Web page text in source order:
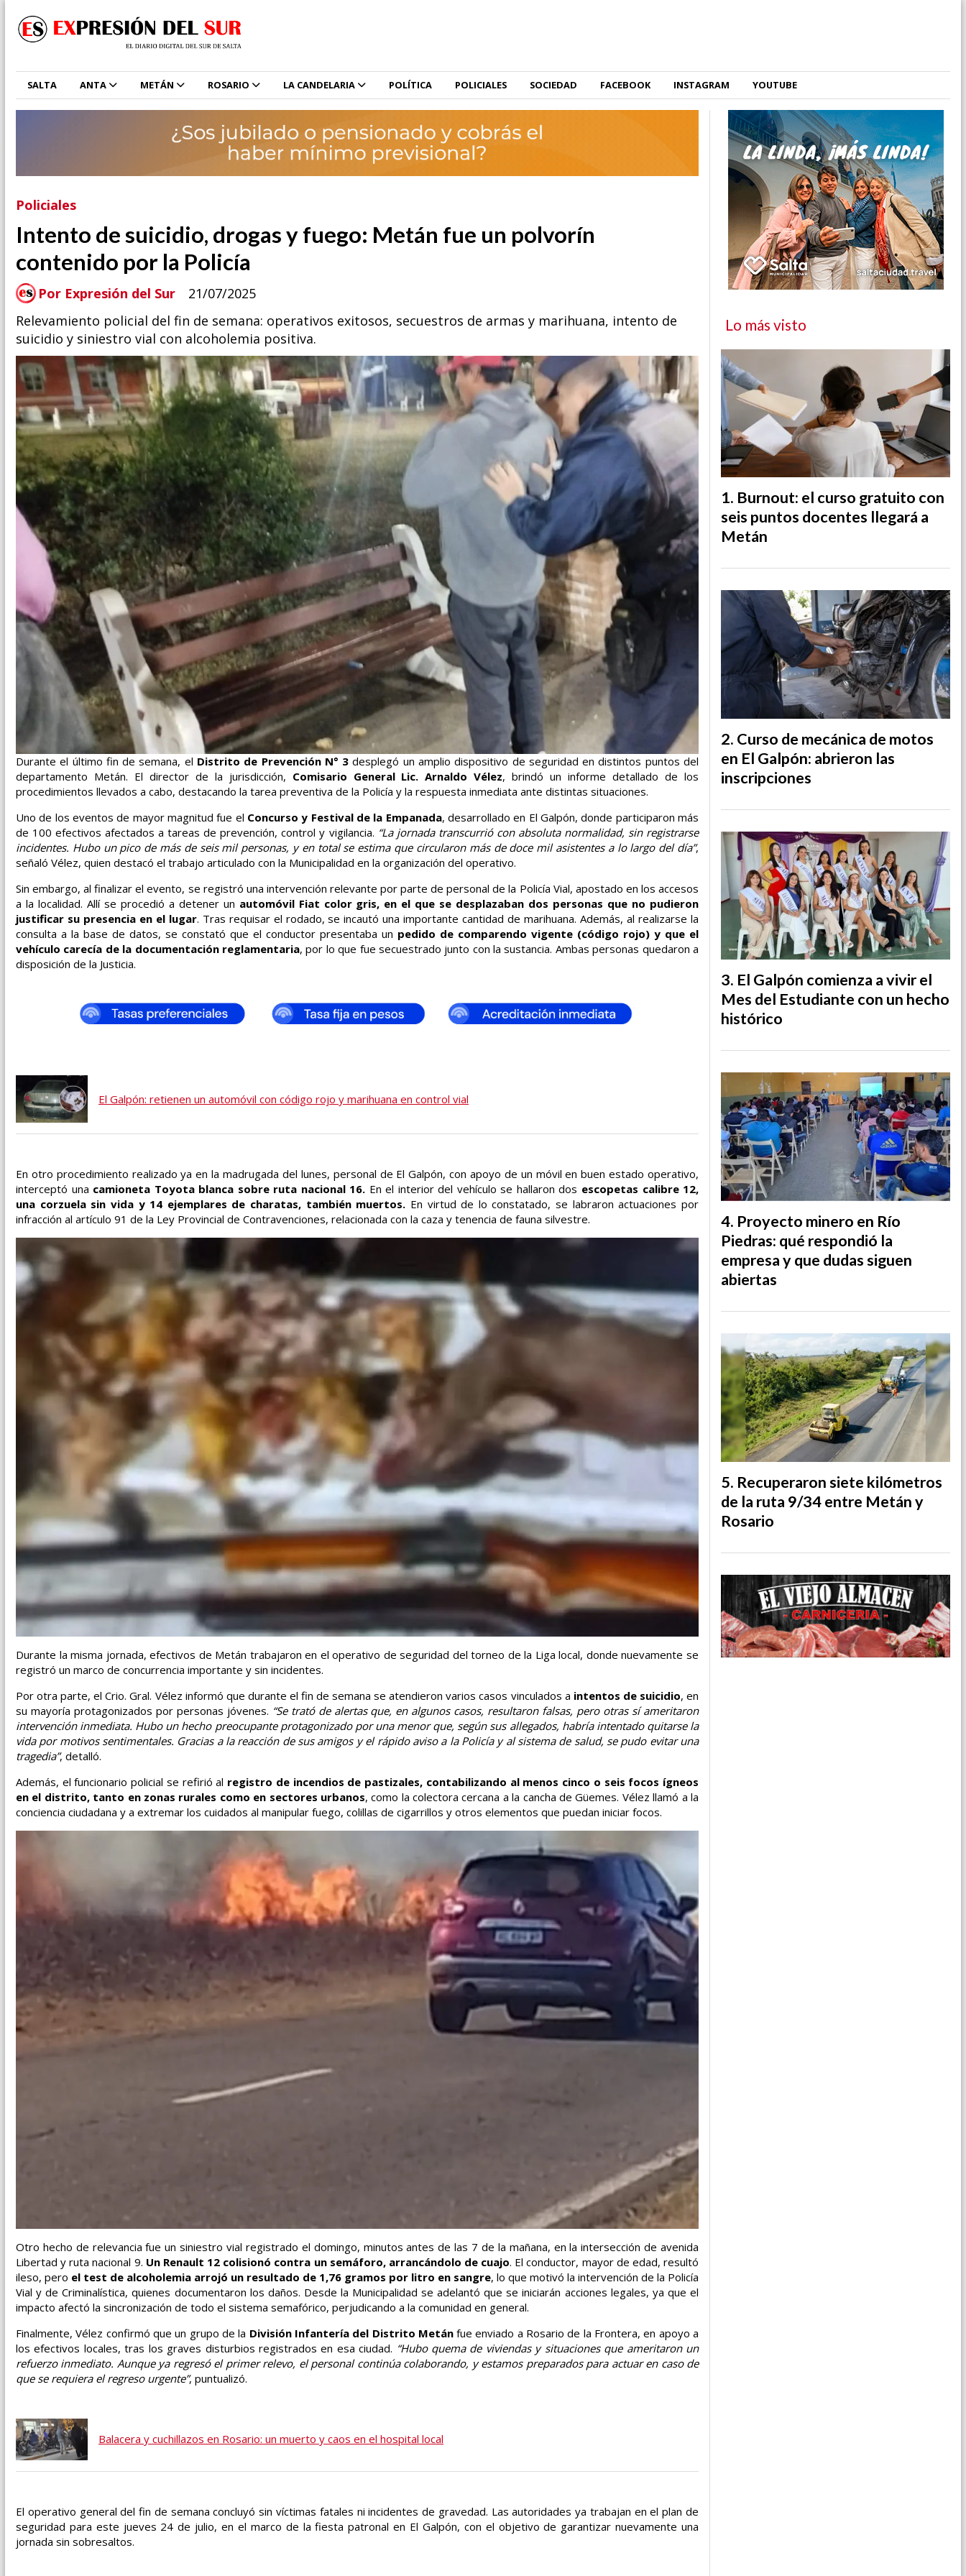
SALTA ANTA METÁN ROSARIO LA CANDELARIA POLÍTICA POLICIALES SOCIEDAD FACEBOOK INSTAGRAM YOUTUBE
Intento de suicidio, drogas y fuego: Metán fue un polvorín
contenido por la Policía
Relevamiento policial del fin de semana: operativos exitosos, secuestros de armas y marihuana, intento de
suicidio y siniestro vial con alcoholemia positiva.
Policiales
21/07/2025
Por Expresión del Sur
Durante el último fin de semana, el Distrito de Prevención N° 3desplegó un amplio dispositivo de seguridad en distintos puntos del
departamento Metán. El director de la jurisdicción, Comisario General Lic. Arnaldo Vélez, brindó un informe detallado de los
procedimientos llevados a cabo, destacando la tarea preventiva de la Policía y la respuesta inmediata ante distintas situaciones.
Uno de los eventos de mayor magnitud fue el Concurso y Festival de la Empanada, desarrollado en El Galpón, donde participaron más
de 100 efectivos afectados a tareas de prevención, control y vigilancia. “La jornada transcurrió con absoluta normalidad, sin registrarse
incidentes. Hubo un pico de más de seis mil personas, y en total se estima que circularon más de doce mil asistentes a lo largo del día”,
señaló Vélez, quien destacó el trabajo articulado con la Municipalidad en la organización del operativo.
Sin embargo, al finalizar el evento, se registró una intervención relevante por parte de personal de la Policía Vial, apostado en los accesos
a la localidad. Allí se procedió a detener un automóvil Fiat color gris, en el que se desplazaban dos personas que no pudieron
justificar su presencia en el lugar. Tras requisar el rodado, se incautó una importante cantidad de marihuana. Además, al realizarse la
consulta a la base de datos, se constató que el conductor presentaba un pedido de comparendo vigente (código rojo) y que el
vehículo carecía de la documentación reglamentaria, por lo que fue secuestrado junto con la sustancia. Ambas personas quedaron a
disposición de la Justicia.
El Galpón: retienen un automóvil con código rojo y marihuana en control vial
En otro procedimiento realizado ya en la madrugada del lunes, personal de El Galpón, con apoyo de un móvil en buen estado operativo,
interceptó una camioneta Toyota blanca sobre ruta nacional 16. En el interior del vehículo se hallaron dos escopetas calibre 12,
una corzuela sin vida y 14 ejemplares de charatas, también muertos. En virtud de lo constatado, se labraron actuaciones por
infracción al artículo 91 de la Ley Provincial de Contravenciones, relacionada con la caza y tenencia de fauna silvestre.
Durante la misma jornada, efectivos de Metán trabajaron en el operativo de seguridad del torneo de la Liga local, donde nuevamente se
registró un marco de concurrencia importante y sin incidentes.
Por otra parte, el Crio. Gral. Vélez informó que durante el fin de semana se atendieron varios casos vinculados a intentos de suicidio, en
su mayoría protagonizados por personas jóvenes. “Se trató de alertas que, en algunos casos, resultaron falsas, pero otras sí ameritaron
intervención inmediata. Hubo un hecho preocupante protagonizado por una menor que, según sus allegados, habría intentado quitarse la
vida por motivos sentimentales. Gracias a la reacción de sus amigos y el rápido aviso a la Policía y al sistema de salud, se pudo evitar una
tragedia”, detalló.
Además, el funcionario policial se refirió al registro de incendios de pastizales, contabilizando al menos cinco o seis focos ígneos
en el distrito, tanto en zonas rurales como en sectores urbanos, como la colectora cercana a la cancha de Güemes. Vélez llamó a la
conciencia ciudadana y a extremar los cuidados al manipular fuego, colillas de cigarrillos y otros elementos que puedan iniciar focos.
Otro hecho de relevancia fue un siniestro vial registrado el domingo, minutos antes de las 7 de la mañana, en la intersección de avenida
Libertad y ruta nacional 9. Un Renault 12 colisionó contra un semáforo, arrancándolo de cuajo. El conductor, mayor de edad, resultó
ileso, pero el test de alcoholemia arrojó un resultado de 1,76 gramos por litro en sangre, lo que motivó la intervención de la Policía
Vial y de Criminalística, quienes documentaron los daños. Desde la Municipalidad se adelantó que se iniciarán acciones legales, ya que el
impacto afectó la sincronización de todo el sistema semafórico, perjudicando a la comunidad en general.
Finalmente, Vélez confirmó que un grupo de la División Infantería del Distrito Metánfue enviado a Rosario de la Frontera, en apoyo a
los efectivos locales, tras los graves disturbios registrados en esa ciudad. “Hubo quema de viviendas y situaciones que ameritaron un
refuerzo inmediato. Aunque ya regresó el primer relevo, el personal continúa colaborando, y estamos preparados para actuar en caso de
que se requiera el regreso urgente”, puntualizó.
Balacera y cuchillazos en Rosario: un muerto y caos en el hospital local
El operativo general del fin de semana concluyó sin víctimas fatales ni incidentes de gravedad. Las autoridades ya trabajan en el plan de
seguridad para este jueves 24 de julio, en el marco de la fiesta patronal en El Galpón, con el objetivo de garantizar nuevamente una
jornada sin sobresaltos.
Lo más visto
Burnout: el curso gratuito con
seis puntos docentes llegará a
Metán
Curso de mecánica de motos
en El Galpón: abrieron las
inscripciones
El Galpón comienza a vivir el
Mes del Estudiante con un hecho
histórico
Proyecto minero en Río
Piedras: qué respondió la
empresa y que dudas siguen
abiertas
Recuperaron siete kilómetros
de la ruta 9/34 entre Metán y
Rosario